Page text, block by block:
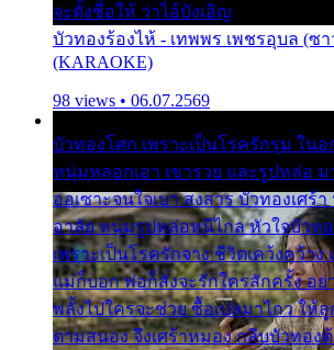
จะตั้งชื่อให้ ว่าไอ้บังเอิญ
บัวทองร้องไห้ - เทพพร เพชรอุบล (ซ
(KARAOKE)
98 views • 06.07.2569
บัวทองโศก เพราะเป็นโรครักรุม ใน
หนุ่มหลอกเอา เขารวย และรูปหล่อ ม
ออเซาะจนใจเบา สงสาร บัวทองเศร้า
อาลัย หนุ่มรูปหล่อหนีไกล หัวใจบัวทอ
เพราะเป็นโรครักจาง ชีวิตเคว้งคว้าง
แม่ก็บอก พ่อก็สั่งจะรักใครสักครั้ง อย่
พลั้งไปใครจะช่วย ซื้อเปลมาไกว ให้
ตามสนอง จึงเศร้าหมอง กลีบบัวทอง